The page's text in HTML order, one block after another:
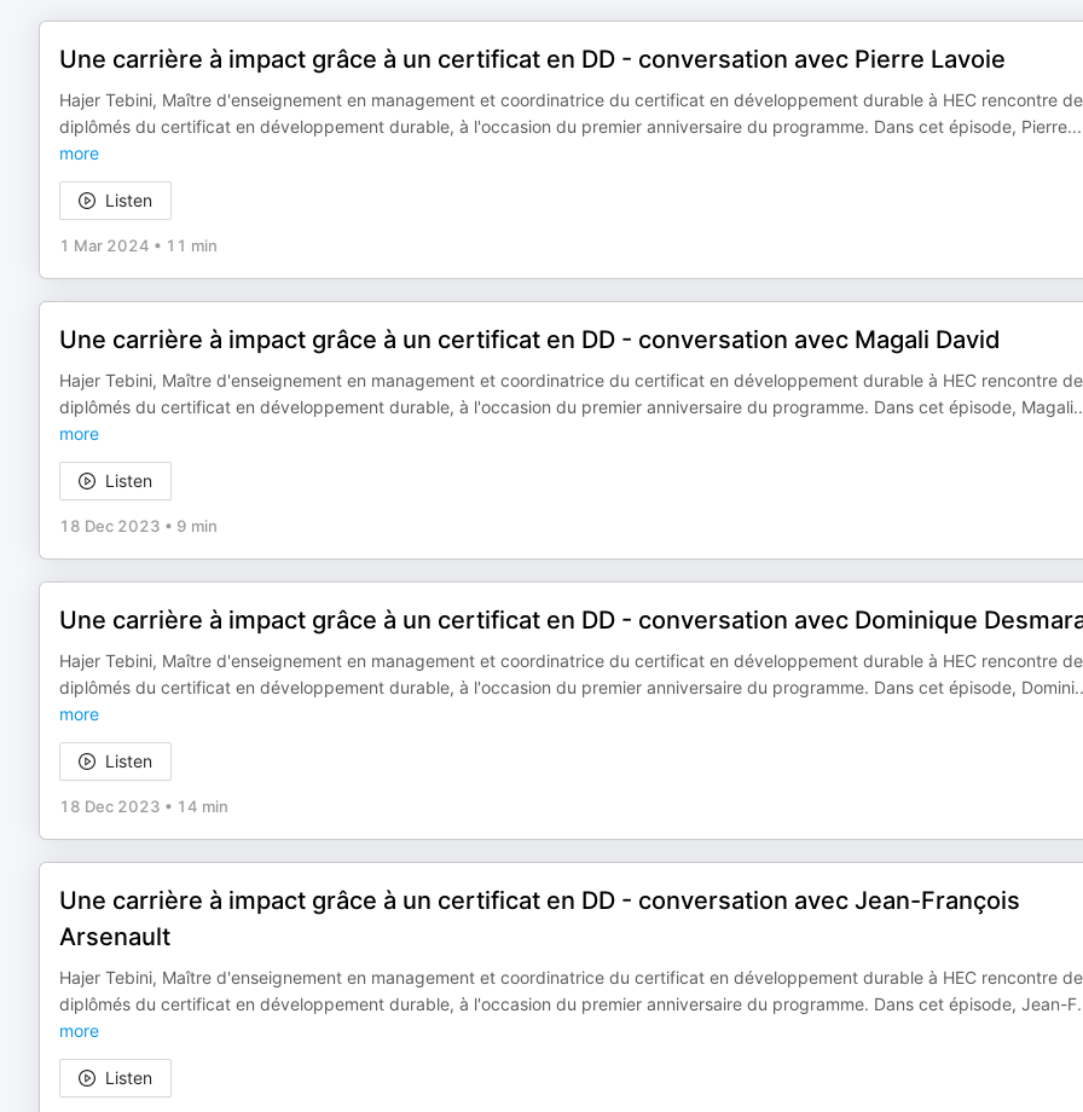
Une carrière à impact grâce à un certificat en DD - conversation avec Pierre Lavoie
Hajer Tebini, Maître d'enseignement en management et coordinatrice du certificat en développement durable à HEC rencontre
diplômés du certificat en développement durable, à l'occasion du premier anniversaire du programme. Dans cet épisode, Pierre...
more
Listen
1 Mar 2024 • 11 min
Une carrière à impact grâce à un certificat en DD - conversation avec Magali David
Hajer Tebini, Maître d'enseignement en management et coordinatrice du certificat en développement durable à HEC rencontre
diplômés du certificat en développement durable, à l'occasion du premier anniversaire du programme. Dans cet épisode, Magali
more
Listen
18 Dec 2023 • 9 min
Une carrière à impact grâce à un certificat en DD - conversation avec Dominique
Hajer Tebini, Maître d'enseignement en management et coordinatrice du certificat en développement durable à HEC rencontre
diplômés du certificat en développement durable, à l'occasion du premier anniversaire du programme. Dans cet épisode, Domini
more
Listen
18 Dec 2023 • 14 min
Une carrière à impact grâce à un certificat en DD - conversation avec Jean-François
Arsenault
Hajer Tebini, Maître d'enseignement en management et coordinatrice du certificat en développement durable à HEC rencontre
diplômés du certificat en développement durable, à l'occasion du premier anniversaire du programme. Dans cet épisode, Jean-F
more
Listen